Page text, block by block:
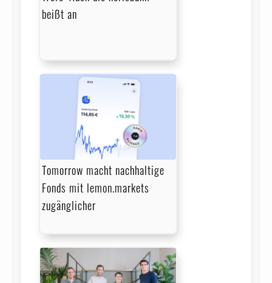
beißt an
Tomorrow macht nachhaltige
Fonds mit lemon.markets
zugänglicher